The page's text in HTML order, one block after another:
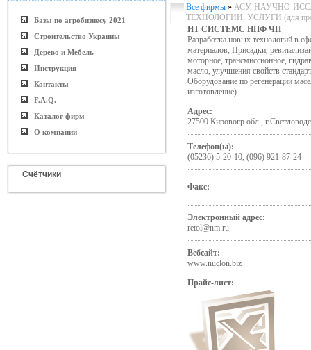
Базы по агробизнесу 2021
Строительство Украины
Дерево и Мебель
Инструкция
Контакты
F.A.Q.
Каталог фирм
О компании
Счётчики
Все фирмы » АСУ, НАУЧНО-
ТЕХНОЛОГИИ, УСЛУГИ (для
НТ СИСТЕМС НПФ ЧП
Разработка новых технологий в
материалов; Присадки,
моторное, трансмиссионное,
масло, улучшения свойств
Оборудование по регенерации
изготовление)
Адрес:
27500 Кировогр.обл.,
Телефон(ы):
(05236) 5-20-10, (096) 921-87-24
Факс:
Электронный адрес:
retol@nm.ru
Вебсайт:
www.nuclon.biz
Прайс-лист: